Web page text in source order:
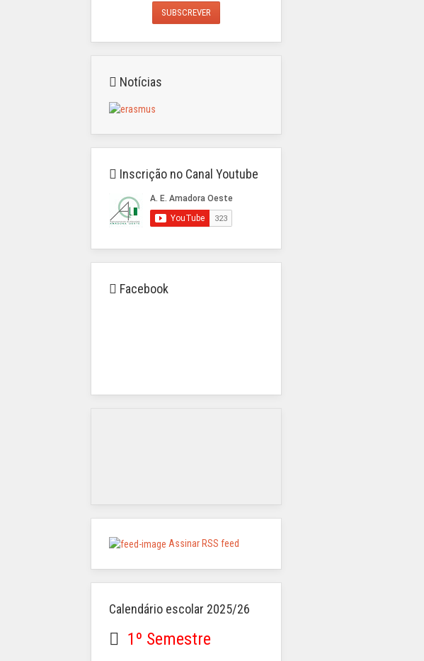
SUBSCREVER
Notícias
Inscrição no Canal Youtube
Facebook
Assinar RSS feed
Calendário escolar 2025/26
1º Semestre